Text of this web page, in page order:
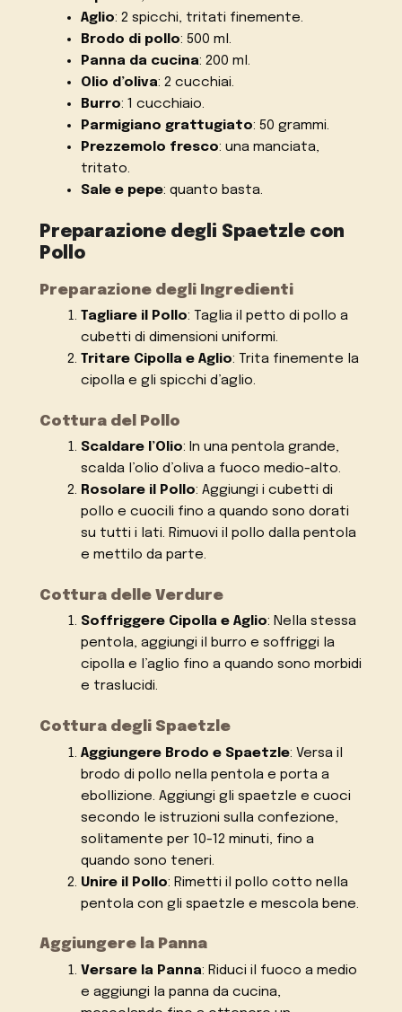
Aglio: 2 spicchi, tritati finemente.
Brodo di pollo: 500 ml.
Panna da cucina: 200 ml.
Olio d’oliva: 2 cucchiai.
Burro: 1 cucchiaio.
Parmigiano grattugiato: 50 grammi.
Prezzemolo fresco: una manciata,
tritato.
Sale e pepe: quanto basta.
Preparazione degli Spaetzle con
Pollo
Preparazione degli Ingredienti
Tagliare il Pollo: Taglia il petto di pollo a
cubetti di dimensioni uniformi.
Tritare Cipolla e Aglio: Trita finemente la
cipolla e gli spicchi d’aglio.
Cottura del Pollo
Scaldare l’Olio: In una pentola grande,
scalda l’olio d’oliva a fuoco medio-alto.
Rosolare il Pollo: Aggiungi i cubetti di
pollo e cuocili fino a quando sono dorati
su tutti i lati. Rimuovi il pollo dalla pentola
e mettilo da parte.
Cottura delle Verdure
Soffriggere Cipolla e Aglio: Nella stessa
pentola, aggiungi il burro e soffriggi la
cipolla e l’aglio fino a quando sono morbidi
e traslucidi.
Cottura degli Spaetzle
Aggiungere Brodo e Spaetzle: Versa il
brodo di pollo nella pentola e porta a
ebollizione. Aggiungi gli spaetzle e cuoci
secondo le istruzioni sulla confezione,
solitamente per 10-12 minuti, fino a
quando sono teneri.
Unire il Pollo: Rimetti il pollo cotto nella
pentola con gli spaetzle e mescola bene.
Aggiungere la Panna
Versare la Panna: Riduci il fuoco a medio
e aggiungi la panna da cucina,